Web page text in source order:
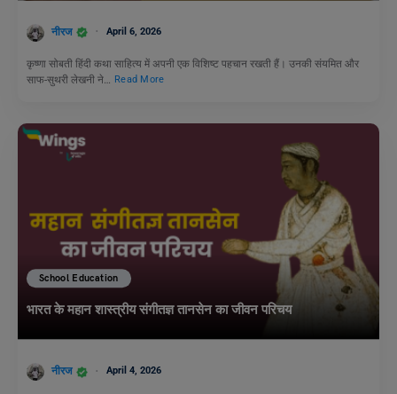
नीरज April 6, 2026
कृष्णा सोबती हिंदी कथा साहित्य में अपनी एक विशिष्ट पहचान रखती हैं। उनकी संयमित और
साफ-सुथरी लेखनी ने…
Read More
School Education
भारत के महान शास्त्रीय संगीतज्ञ तानसेन का जीवन परिचय
नीरज April 4, 2026